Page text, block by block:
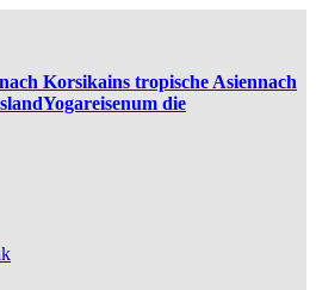
nach Korsikains tropische Asiennach
Yogareisenum die